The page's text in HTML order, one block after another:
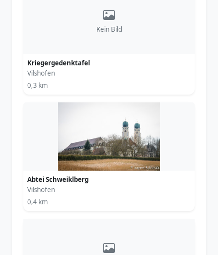
Kein Bild
Kriegergedenktafel
Vilshofen
0,3 km
Abtei Schweiklberg
Vilshofen
0,4 km